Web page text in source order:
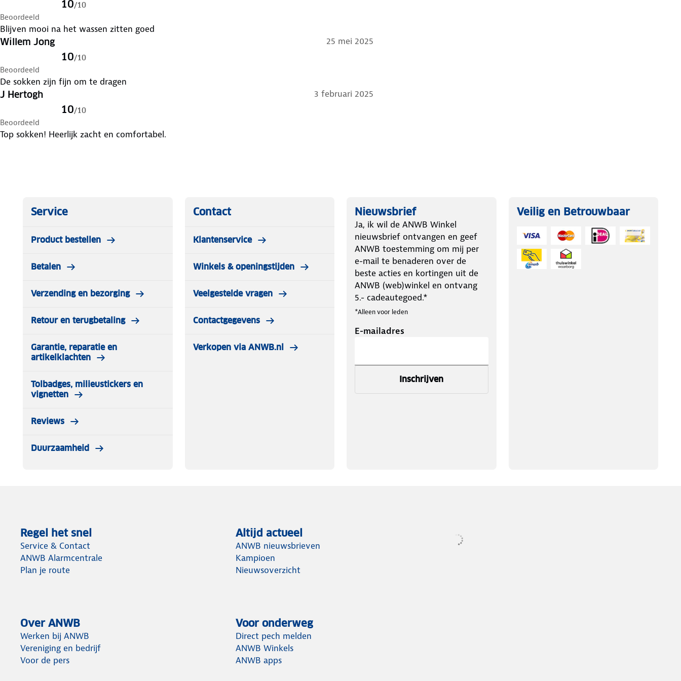
10/10
Beoordeeld
Blijven mooi na het wassen zitten goed
Willem Jong 25 mei 2025
10/10
Beoordeeld
De sokken zijn fijn om te dragen
J Hertogh 3 februari 2025
10/10
Beoordeeld
Top sokken! Heerlijk zacht en comfortabel.
Service
Product bestellen
Betalen
Verzending en bezorging
Retour en terugbetaling
Garantie, reparatie en
artikelklachten
Tolbadges, milieustickers en
vignetten
Reviews
Duurzaamheid
Contact
Klantenservice
Winkels & openingstijden
Veelgestelde vragen
Contactgegevens
Verkopen via ANWB.nl
Nieuwsbrief
Ja, ik wil de ANWB Winkel
nieuwsbrief ontvangen en geef
ANWB toestemming om mij per
e-mail te benaderen over de
beste acties en kortingen uit de
ANWB (web)winkel en ontvang
5.- cadeautegoed.*
*Alleen voor leden
E-mailadres
Inschrijven
Veilig en Betrouwbaar
Regel het snel
Service & Contact
ANWB Alarmcentrale
Plan je route
Altijd actueel
ANWB nieuwsbrieven
Kampioen
Nieuwsoverzicht
Over ANWB
Werken bij ANWB
Vereniging en bedrijf
Voor de pers
Voor onderweg
Direct pech melden
ANWB Winkels
ANWB apps